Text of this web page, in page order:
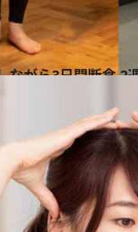
ながら3日間断食 2